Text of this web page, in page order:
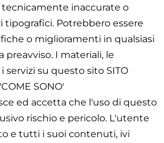
tecnicamente inaccurate o
tipografici. Potrebbero essere
o miglioramenti in qualsiasi
preavviso. I materiali, le
servizi su questo sito SITO
SONO'
ed accetta che l'uso di questo
rischio e pericolo. L'utente
e tutti i suoi contenuti, ivi